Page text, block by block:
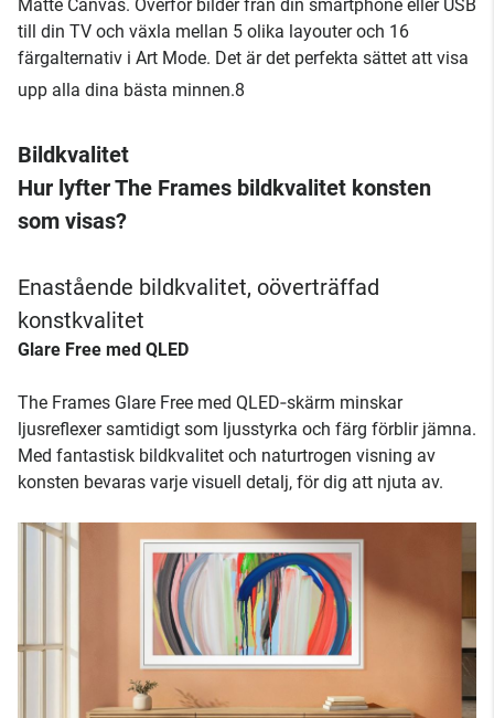
Matte Canvas. Överför bilder från din smartphone eller USB
till din TV och växla mellan 5 olika layouter och 16
färgalternativ i Art Mode. Det är det perfekta sättet att visa
upp alla dina bästa minnen.8
Bildkvalitet
Hur lyfter The Frames bildkvalitet konsten
som visas?
Enastående bildkvalitet, oöverträffad
konstkvalitet
Glare Free med QLED
The Frames Glare Free med QLED‑skärm minskar
ljusreflexer samtidigt som ljusstyrka och färg förblir jämna.
Med fantastisk bildkvalitet och naturtrogen visning av
konsten bevaras varje visuell detalj, för dig att njuta av.